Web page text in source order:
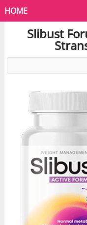
HOME
Slibust